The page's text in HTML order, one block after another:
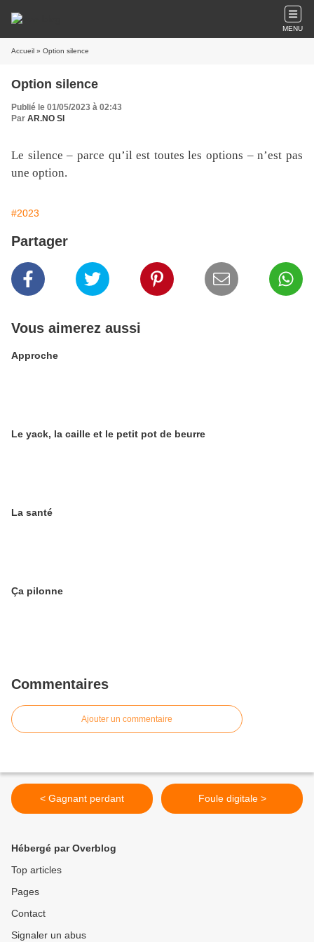
MENU
Accueil » Option silence
Option silence
Publié le 01/05/2023 à 02:43
Par AR.NO SI
Le silence – parce qu’il est toutes les options – n’est pas
une option.
#2023
Partager
Vous aimerez aussi
Approche
Le yack, la caille et le petit pot de beurre
La santé
Ça pilonne
Commentaires
Ajouter un commentaire
< Gagnant perdant Foule digitale >
Hébergé par Overblog
Top articles
Pages
Contact
Signaler un abus